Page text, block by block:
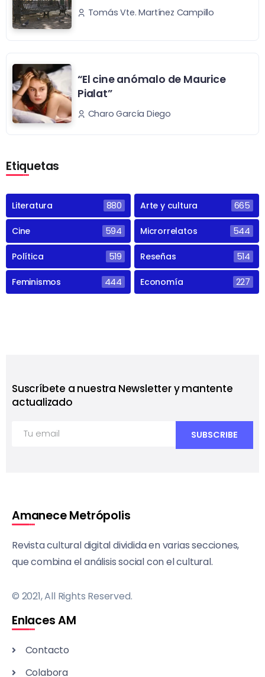
Tomás Vte. Martínez Campillo
“El cine anómalo de Maurice
Pialat”
Charo García Diego
Etiquetas
Literatura 880 Arte y cultura 665
Cine 594 Microrrelatos 544
Política 519 Reseñas 514
Feminismos 444 Economía 227
Suscríbete a nuestra Newsletter y mantente
actualizado
Amanece Metrópolis
Revista cultural digital dividida en varias secciones,
que combina el análisis social con el cultural.
© 2021, All Rights Reserved.
Enlaces AM
Contacto
Colabora